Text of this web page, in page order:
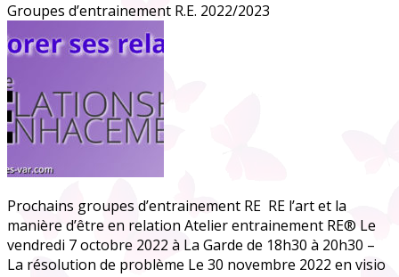
Groupes d’entrainement R.E. 2022/2023
Prochains groupes d’entrainement RE RE l’art et la
manière d’être en relation Atelier entrainement RE® Le
vendredi 7 octobre 2022 à La Garde de 18h30 à 20h30 –
La résolution de problème Le 30 novembre 2022 en visio